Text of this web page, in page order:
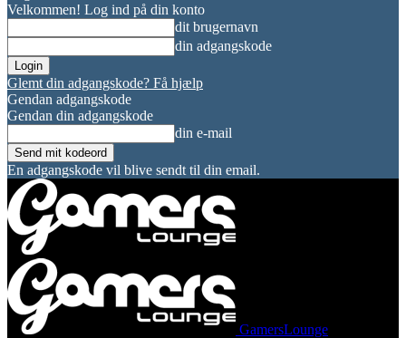
Velkommen! Log ind på din konto
dit brugernavn
din adgangskode
Glemt din adgangskode? Få hjælp
Gendan adgangskode
Gendan din adgangskode
din e-mail
En adgangskode vil blive sendt til din email.
GamersLounge